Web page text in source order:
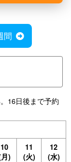
間
16日後まで予約
10
)
11
(火)
12
(水)